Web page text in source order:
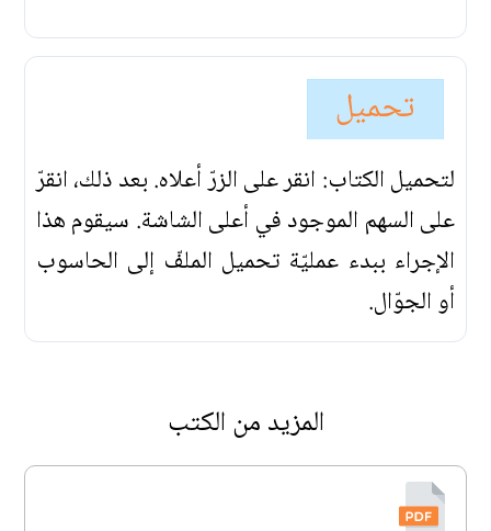
تحميل
لتحميل الكتاب: انقر على الزرّ أعلاه. بعد ذلك، انقرّ
على السهم الموجود في أعلى الشاشة. سيقوم هذا
الإجراء ببدء عمليّة تحميل الملفّ إلى الحاسوب
أو الجوّال.
المزيد من الكتب